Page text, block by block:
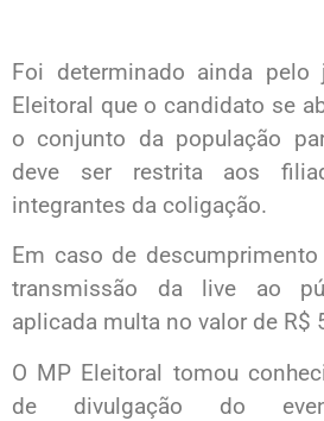
Foi determinado ainda
Eleitoral que o candidato se
o conjunto da população
deve ser restrita aos
integrantes da coligação.
Em caso de
transmissão da live ao
aplicada multa no valor de R$
O MP Eleitoral tomou
de divulgação do